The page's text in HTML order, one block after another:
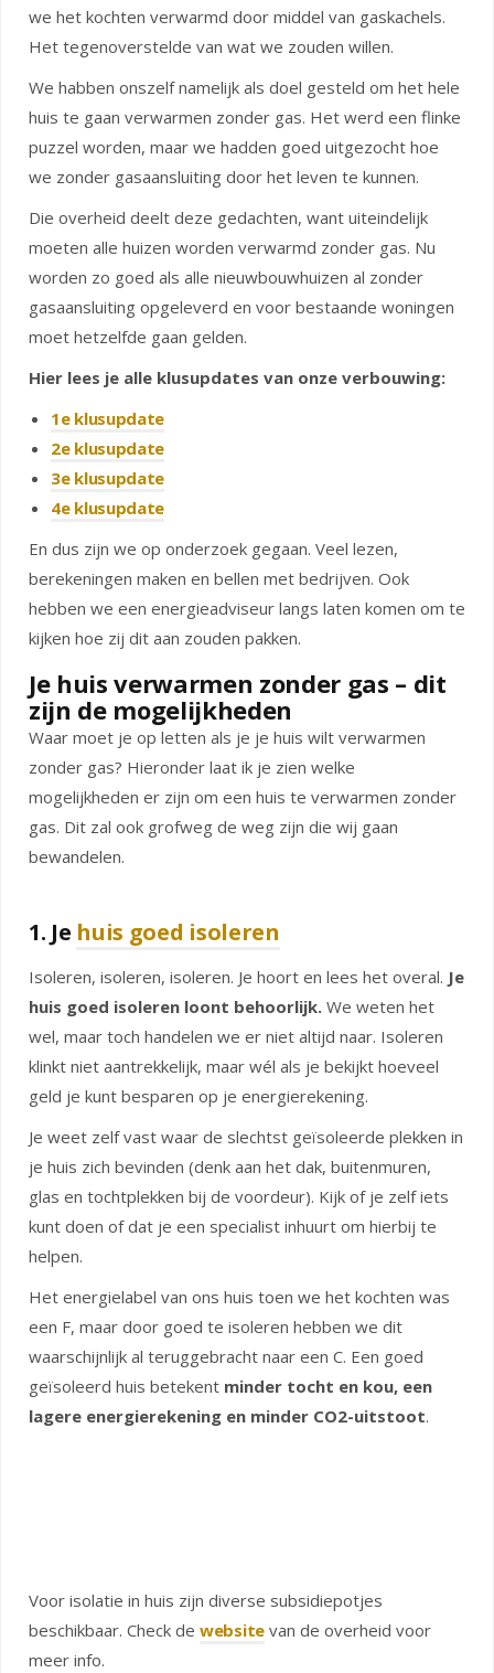
we het kochten verwarmd door middel van gaskachels.
Het tegenoverstelde van wat we zouden willen.
We habben onszelf namelijk als doel gesteld om het hele
huis te gaan verwarmen zonder gas. Het werd een flinke
puzzel worden, maar we hadden goed uitgezocht hoe
we zonder gasaansluiting door het leven te kunnen.
Die overheid deelt deze gedachten, want uiteindelijk
moeten alle huizen worden verwarmd zonder gas. Nu
worden zo goed als alle nieuwbouwhuizen al zonder
gasaansluiting opgeleverd en voor bestaande woningen
moet hetzelfde gaan gelden.
Hier lees je alle klusupdates van onze verbouwing:
1e klusupdate
2e klusupdate
3e klusupdate
4e klusupdate
En dus zijn we op onderzoek gegaan. Veel lezen,
berekeningen maken en bellen met bedrijven. Ook
hebben we een energieadviseur langs laten komen om te
kijken hoe zij dit aan zouden pakken.
Je huis verwarmen zonder gas – dit
zijn de mogelijkheden
Waar moet je op letten als je je huis wilt verwarmen
zonder gas? Hieronder laat ik je zien welke
mogelijkheden er zijn om een huis te verwarmen zonder
gas. Dit zal ook grofweg de weg zijn die wij gaan
bewandelen.
1. Je huis goed isoleren
Isoleren, isoleren, isoleren. Je hoort en lees het overal. Je
huis goed isoleren loont behoorlijk. We weten het
wel, maar toch handelen we er niet altijd naar. Isoleren
klinkt niet aantrekkelijk, maar wél als je bekijkt hoeveel
geld je kunt besparen op je energierekening.
Je weet zelf vast waar de slechtst geïsoleerde plekken in
je huis zich bevinden (denk aan het dak, buitenmuren,
glas en tochtplekken bij de voordeur). Kijk of je zelf iets
kunt doen of dat je een specialist inhuurt om hierbij te
helpen.
Het energielabel van ons huis toen we het kochten was
een F, maar door goed te isoleren hebben we dit
waarschijnlijk al teruggebracht naar een C. Een goed
geïsoleerd huis betekent minder tocht en kou, een
lagere energierekening en minder CO2-uitstoot.
Voor isolatie in huis zijn diverse subsidiepotjes
beschikbaar. Check de websitevan de overheid voor
meer info.